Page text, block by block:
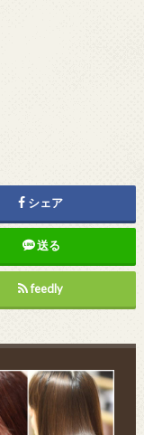
シェア
送る
feedly